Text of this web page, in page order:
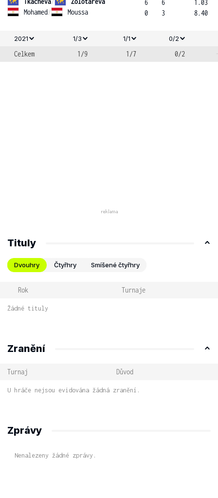
Mohamed/ Moussa
6
0
6
3
1.03
8.40
2021 1/3 1/1 0/2
Celkem 1/9 1/7 0/2
Tituly
Dvouhry Čtyřhry Smíšené čtyřhry
Rok Turnaje
Žádné tituly
Zranění
Turnaj Důvod
U hráče nejsou evidována žádná zranění.
Zprávy
Nenalezeny žádné zprávy.